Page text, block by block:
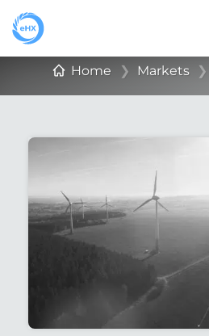
Home ❯ Markets ❯